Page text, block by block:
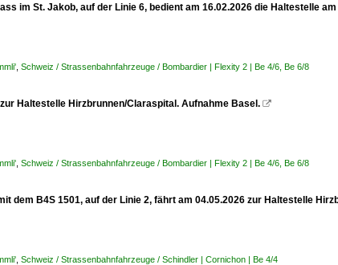
im St. Jakob, auf der Linie 6, bedient am 16.02.2026 die Haltestelle
Schweiz / Strassenbahnfahrzeuge / Bombardier | Flexity 2 | Be 4/6, Be 6/8
Haltestelle Hirzbrunnen/Claraspital. Aufnahme Basel. 
Schweiz / Strassenbahnfahrzeuge / Bombardier | Flexity 2 | Be 4/6, Be 6/8
dem B4S 1501, auf der Linie 2, fährt am 04.05.2026 zur Haltestelle
Schweiz / Strassenbahnfahrzeuge / Schindler | Cornichon | Be 4/4